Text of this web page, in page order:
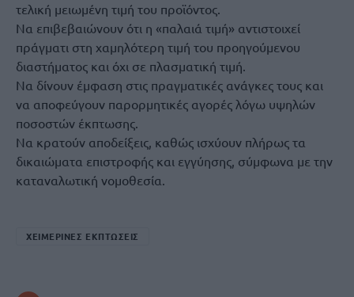
τελική μειωμένη τιμή του προϊόντος.
Να επιβεβαιώνουν ότι η «παλαιά τιμή» αντιστοιχεί
πράγματι στη χαμηλότερη τιμή του προηγούμενου
διαστήματος και όχι σε πλασματική τιμή.
Να δίνουν έμφαση στις πραγματικές ανάγκες τους και
να αποφεύγουν παρορμητικές αγορές λόγω υψηλών
ποσοστών έκπτωσης.
Να κρατούν αποδείξεις, καθώς ισχύουν πλήρως τα
δικαιώματα επιστροφής και εγγύησης, σύμφωνα με την
καταναλωτική νομοθεσία.
ΧΕΙΜΕΡΙΝΕΣ ΕΚΠΤΩΣΕΙΣ